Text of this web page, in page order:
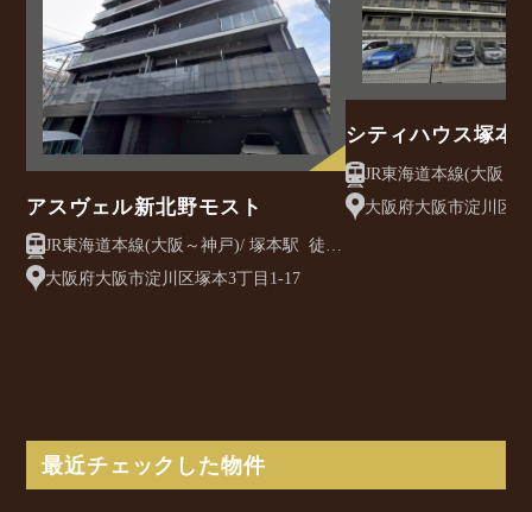
アスヴェル新北野モスト
JR東海道本線(大阪～神戸)/ 塚本駅 徒歩
10分
大阪府大阪市淀川区塚本3丁目1-17
シティハウス塚本
JR東海道本線(大阪～神戸)/ 塚
10分
大阪府大阪市淀川区
最近チェックした物件